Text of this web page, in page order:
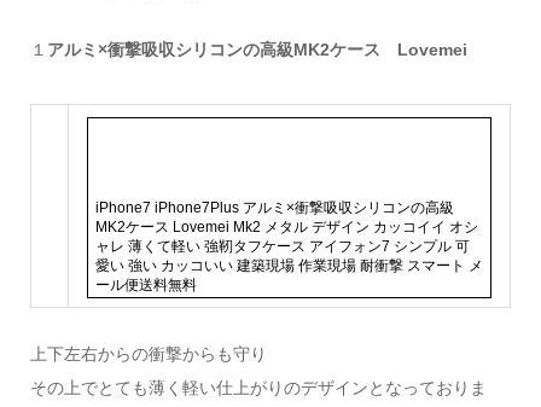
１ アルミ×衝撃吸収シリコンの高級MK2ケース Lovemei
iPhone7 iPhone7Plus アルミ×衝撃吸収シリコンの高級
MK2ケース Lovemei Mk2 メタル デザイン カッコイイ オシ
ャレ 薄くて軽い 強靭タフケース アイフォン7 シンプル 可
愛い 強い カッコいい 建築現場 作業現場 耐衝撃 スマート メ
ール便送料無料
上下左右からの衝撃からも守り
その上でとても薄く軽い仕上がりのデザインとなっておりま